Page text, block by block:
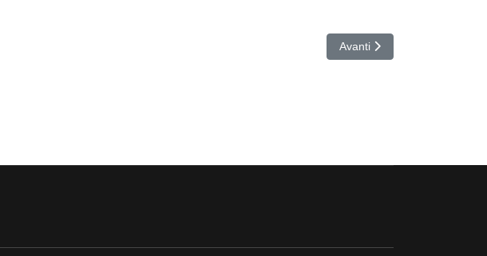
Articolo successivo: CHIESA
Avanti